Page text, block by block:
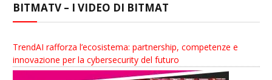
BITMATV – I VIDEO DI BITMAT
TrendAI rafforza l’ecosistema: partnership, competenze e
innovazione per la cybersecurity del futuro